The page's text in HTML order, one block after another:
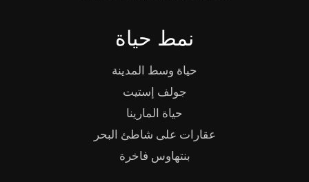
نمط حياة
حياة وسط المدينة
جولف إستيت
حياة المارينا
عقارات على شاطئ البحر
بنتهاوس فاخرة